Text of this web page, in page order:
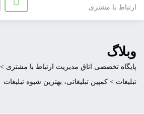
وبلاگ
پایگاه تخصصی اتاق مدیریت ارتباط با مشتری >
تبلیغات > کمپین تبلیغاتی، بهترین شیوه تبلیغات